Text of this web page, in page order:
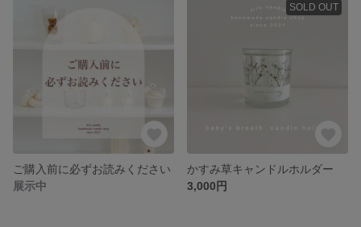
ご購入前に必ずお読みください
展示中
SOLD OUT
かすみ草キャンドルホルダー
3,000円